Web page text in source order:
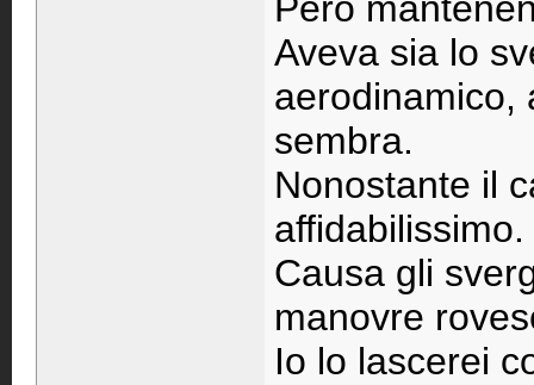
Però
Aveva sia lo
aerodinamico,
sembra.
Nonostante il
affidabilissimo.
Causa gli
manovre
Io lo lascerei